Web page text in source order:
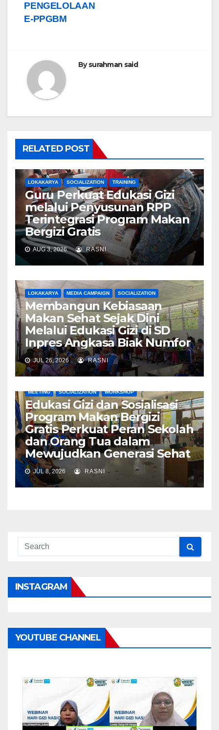
PENGELOLAAN
E-PPGBM
Bysurahman said
RELATED POST
LOKAKARYA SOCIALIZATION TRAINING
Guru Perkuat Edukasi Gizi
melalui Penyusunan RPP
Terintegrasi Program Makan
Bergizi Gratis
AUG 3, 2026 RASNI
LOKAKARYA MEDIA CAMPAIGN SOCIALIZATION
Membangun Kebiasaan
Makan Sehat Sejak Dini
Melalui Edukasi Gizi di SD
Inpres Angkasa Biak Numfor
JUL 26, 2026 RASNI
MEETING SOCIALIZATION WORKSHOP
Edukasi Gizi dan Sosialisasi
Program Makan Bergizi
Gratis Perkuat Peran Sekolah
dan Orang Tua dalam
Mewujudkan Generasi Sehat
JUL 8, 2026 RASNI
INSTAGRAM
YOUTUBE CHANNEL